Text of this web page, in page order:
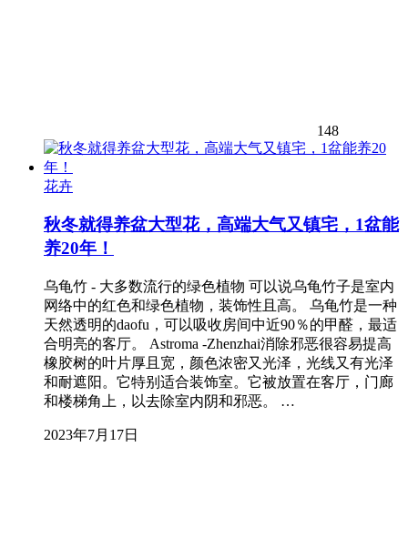
148
花卉
秋冬就得养盆大型花，高端大气又镇宅，1盆能
养20年！
乌龟竹 - 大多数流行的绿色植物 可以说乌龟竹子是室内
网络中的红色和绿色植物，装饰性且高。 乌龟竹是一种
天然透明的daofu，可以吸收房间中近90％的甲醛，最适
合明亮的客厅。 Astroma -Zhenzhai消除邪恶很容易提高
橡胶树的叶片厚且宽，颜色浓密又光泽，光线又有光泽
和耐遮阳。它特别适合装饰室。它被放置在客厅，门廊
和楼梯角上，以去除室内阴和邪恶。 …
2023年7月17日